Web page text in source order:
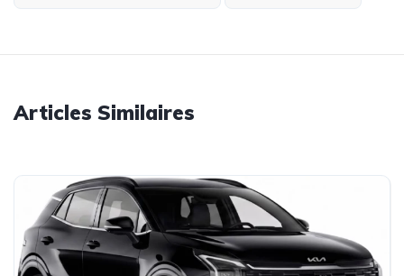
Articles Similaires